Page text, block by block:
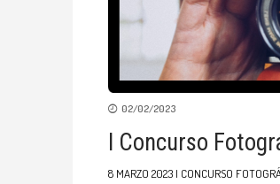
02/02/2023
I Concurso
8 MARZO 2023 I CONCURSO